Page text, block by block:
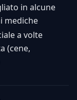
in alcune
mediche
a volte
(cene,